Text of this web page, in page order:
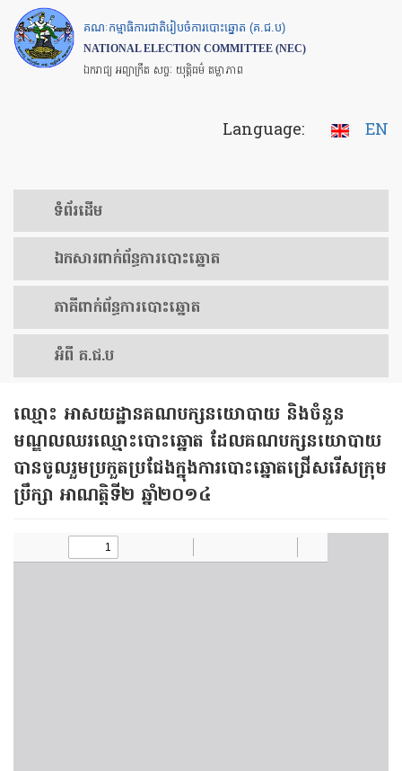
Skip
to
main
គណៈកម្មាធិការជាតិរៀបចំការបោះឆ្នោត (គ.ជ.ប)
NATIONAL ELECTION COMMITTEE (NEC)
ឯករាជ្យ អព្យាក្រឹត សច្ចៈ យុត្តិធម៌ តម្លាភាព
Language: EN
ទំព័រ​ដើម
ឯកសារ​ពាក់ព័ន្ធ​ការ​បោះឆ្នោត
​ភាគីពាក់ព័ន្ធ​​ការ​បោះឆ្នោត
អំពី គ.ជ.ប
ឈ្មោះ អាសយដ្ឋានគណបក្សនយោបាយ និងចំនួន
មណ្ឌលឈរឈ្មោះបោះឆ្នោត ដែលគណបក្សនយោបាយ
បានចូលរួមប្រកួតប្រជែងក្នុងការបោះឆ្នោតជ្រើសរើសក្រុម
ប្រឹក្សា អាណត្តិទី២ ឆ្នាំ២០១៤